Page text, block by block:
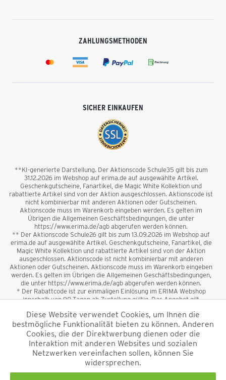
ZAHLUNGSMETHODEN
SICHER EINKAUFEN
**KI-generierte Darstellung. Der Aktionscode Schule35 gilt bis zum
31.12.2026 im Webshop auf erima.de auf ausgewählte Artikel.
Geschenkgutscheine, Fanartikel, die Magic White Kollektion und
rabattierte Artikel sind von der Aktion ausgeschlossen. Aktionscode ist
nicht kombinierbar mit anderen Aktionen oder Gutscheinen.
Aktionscode muss im Warenkorb eingeben werden. Es gelten im
Übrigen die Allgemeinen Geschäftsbedingungen, die unter
https://www.erima.de/agb abgerufen werden können.
** Der Aktionscode Schule26 gilt bis zum 13.09.2026 im Webshop auf
erima.de auf ausgewählte Artikel. Geschenkgutscheine, Fanartikel, die
Magic White Kollektion und rabattierte Artikel sind von der Aktion
ausgeschlossen. Aktionscode ist nicht kombinierbar mit anderen
Aktionen oder Gutscheinen. Aktionscode muss im Warenkorb eingeben
werden. Es gelten im Übrigen die Allgemeinen Geschäftsbedingungen,
die unter https://www.erima.de/agb abgerufen werden können.
* Der Rabattcode ist zur einmaligen Einlösung im ERIMA Webshop
innerhalb von 90 Tagen ab Zustellung gültig. Das Angebot gilt
sowie Geschenkgutscheine sind vom Rabatt ausgeschlossen. Der
Rabattcode ist nicht mit anderen Aktionen oder Gutscheinen
kombinierbar. Der Mindestbestellwert beträgt 50 €
*Alle Preise verstehen sich inkl. Mehrwertsteuer und zzgl.
und ggf. Nachnahmegebühren, wenn nicht anders
beschrieben.
Diese Website verwendet Cookies, um Ihnen die
bestmögliche Funktionalität bieten zu können. Anderen
Cookies, die der Direktwerbung dienen oder die
Interaktion mit anderen Websites und sozialen
Netzwerken vereinfachen sollen, können Sie
widersprechen.